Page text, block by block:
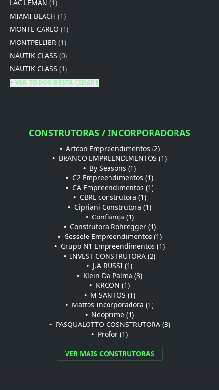
LAC LÉMAN (1)
MIAMI BEACH (1)
MONTE CARLO (1)
MONTPELLIER (1)
NAUTIK CLASS (0)
NAUTIK CLASS (1)
+ VER TODOS DESTA CIDADE
CONSTRUTORAS / INCORPORADORAS
• Artcon Empreendimentos (2)
• BRANCO EMPREENDIMENTOS (1)
• By Seasons (1)
• C2 Empreendimentos (1)
• CA Empreendimentos (1)
• CBRL construtora (1)
• Cipriani Construtora (1)
• Confiança (1)
• Construtora Rohregger (1)
• Gessele Empreendimentos (1)
• Grupo N1 Empreendimentos (1)
• INVEST CONSTRUTORA (2)
• J.A RUSSI (1)
• Klein Da Palma (3)
• KRCON (1)
• M SANTOS (1)
• Mattos Incorporadora (1)
• Neoprime (1)
• PASQUALOTTO COSNSTRUTORA (3)
• Profor (1)
VER MAIS CONSTRUTORAS